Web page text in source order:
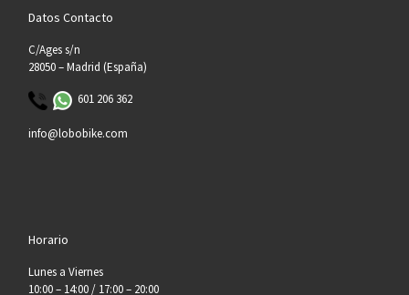
Datos Contacto
C/Ages s/n
28050 – Madrid (España)
601 206 362
info@lobobike.com
Horario
Lunes a Viernes
10:00 – 14:00 / 17:00 – 20:00